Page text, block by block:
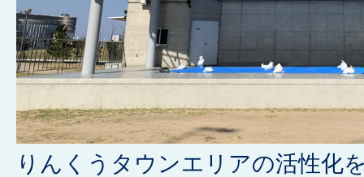
りんくうタウンエリアの活性化